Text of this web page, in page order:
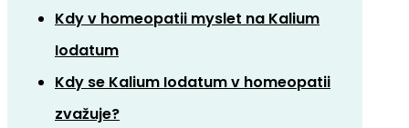
Kdy v homeopatii myslet na Kalium
Iodatum
Kdy se Kalium Iodatum v homeopatii
zvažuje?